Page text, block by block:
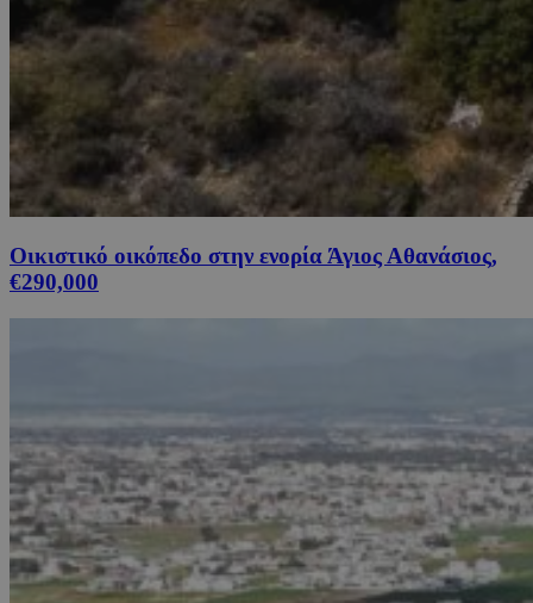
Οικιστικό οικόπεδο στην ενορία Άγιος Αθανάσιος,
€290,000